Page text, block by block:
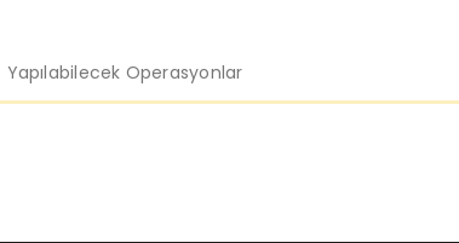
Yapılabilecek Operasyonlar